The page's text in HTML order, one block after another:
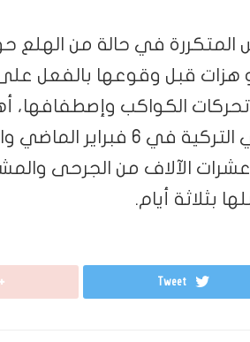
في حالة من الهلع
هزات قبل وقوعها بالفعل على
تحركات الكواكب
بالزلزال المدمر الذي ضرب الأراضي
ألف قتيل وعشرات الآلاف من الجرحى
بثلاثة أيام.
Tweet